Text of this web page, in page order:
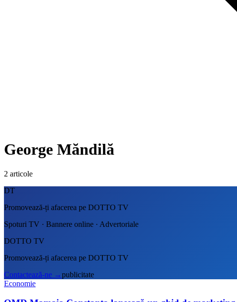
George Măndilă
2 articole
DT
Promovează-ți afacerea pe DOTTO TV
Spoturi TV · Bannere online · Advertoriale
DOTTO TV
Promovează-ți afacerea pe DOTTO TV
Contactează-ne →publicitate
Economie